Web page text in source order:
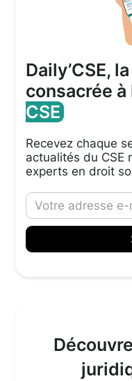
Daily’CSE,
consacrée
CSE
Recevez chaque
actualités du CSE
experts en droit